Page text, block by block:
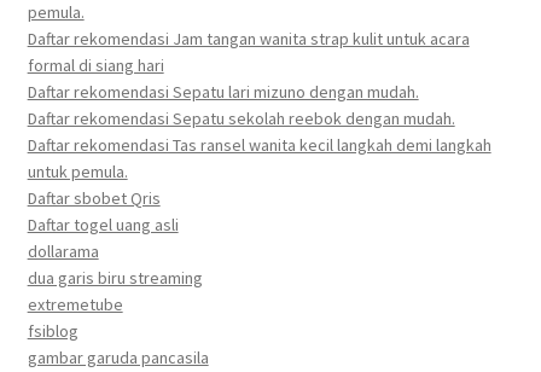
pemula.
Daftar rekomendasi Jam tangan wanita strap kulit untuk acara
formal di siang hari
Daftar rekomendasi Sepatu lari mizuno dengan mudah.
Daftar rekomendasi Sepatu sekolah reebok dengan mudah.
Daftar rekomendasi Tas ransel wanita kecil langkah demi langkah
untuk pemula.
Daftar sbobet Qris
Daftar togel uang asli
dollarama
dua garis biru streaming
extremetube
fsiblog
gambar garuda pancasila